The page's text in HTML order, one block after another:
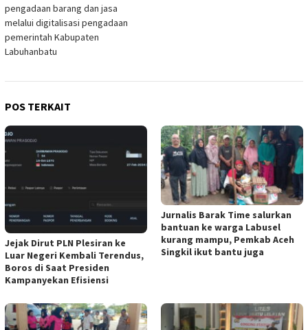
pengadaan barang dan jasa
melalui digitalisasi pengadaan
pemerintah Kabupaten
Labuhanbatu
POS TERKAIT
Jejak Dirut PLN Plesiran ke
Luar Negeri Kembali Terendus,
Boros di Saat Presiden
Kampanyekan Efisiensi
Jurnalis Barak Time salurkan
bantuan ke warga Labusel
kurang mampu, Pemkab Aceh
Singkil ikut bantu juga